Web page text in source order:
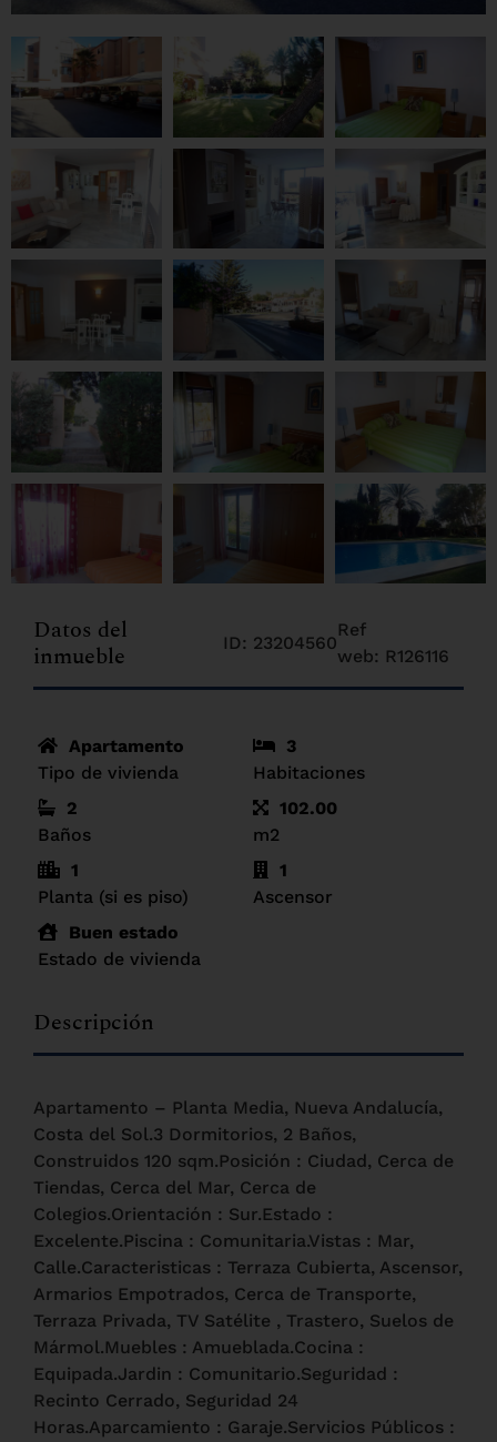
Datos del
inmueble
ID: 23204560
Ref
web: R126116
Apartamento
Tipo de vivienda
3
Habitaciones
2
Baños
102.00
m2
1
Planta (si es piso)
1
Ascensor
Buen estado
Estado de vivienda
Descripción
Apartamento – Planta Media, Nueva Andalucía,
Costa del Sol.3 Dormitorios, 2 Baños,
Construidos 120 sqm.Posición : Ciudad, Cerca de
Tiendas, Cerca del Mar, Cerca de
Colegios.Orientación : Sur.Estado :
Excelente.Piscina : Comunitaria.Vistas : Mar,
Calle.Caracteristicas : Terraza Cubierta, Ascensor,
Armarios Empotrados, Cerca de Transporte,
Terraza Privada, TV Satélite , Trastero, Suelos de
Mármol.Muebles : Amueblada.Cocina :
Equipada.Jardin : Comunitario.Seguridad :
Recinto Cerrado, Seguridad 24
Horas.Aparcamiento : Garaje.Servicios Públicos :